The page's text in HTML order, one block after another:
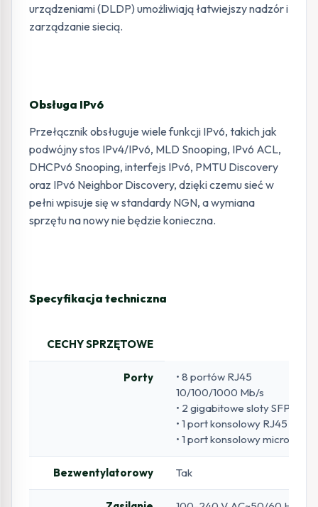
urządzeniami (DLDP) umożliwiają łatwiejszy nadzór i
zarządzanie siecią.
Obsługa IPv6
Przełącznik obsługuje wiele funkcji IPv6, takich jak
podwójny stos IPv4/IPv6, MLD Snooping, IPv6 ACL,
DHCPv6 Snooping, interfejs IPv6, PMTU Discovery
oraz IPv6 Neighbor Discovery, dzięki czemu sieć w
pełni wpisuje się w standardy NGN, a wymiana
sprzętu na nowy nie będzie konieczna.
Specyfikacja techniczna
CECHY SPRZĘTOWE
Porty
• 8 portów RJ45
10/100/1000 Mb/s
• 2 gigabitowe sloty SFP
• 1 port konsolowy RJ45
• 1 port konsolowy microUSB
Bezwentylatorowy Tak